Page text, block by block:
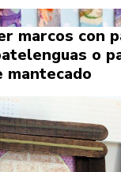
marcos con
o
mantecado